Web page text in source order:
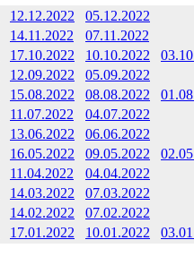
12.12.2022
05.12.2022
14.11.2022
07.11.2022
17.10.2022 10.10.2022
12.09.2022
05.09.2022
15.08.2022 08.08.2022
11.07.2022
04.07.2022
13.06.2022
06.06.2022
16.05.2022 09.05.2022
11.04.2022
04.04.2022
14.03.2022
07.03.2022
14.02.2022
07.02.2022
17.01.2022 10.01.2022